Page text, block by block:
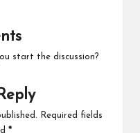
start the discussion?
Required fields
*